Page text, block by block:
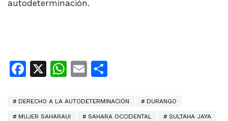
autodeterminación.
Facebook
X WhatsApp
Email
DERECHO A LA AUTODETERMINACIÓN DURANGO
MUJER SAHARAUI SAHARA OCCIDENTAL SULTAHA JAYA